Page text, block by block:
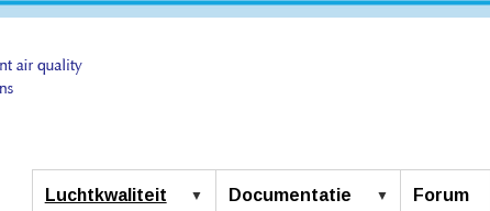
Luchtkwaliteit Documentatie Forum